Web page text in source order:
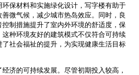
保材料和实施绿化设计，写字楼有助于
微气候，减少城市热岛效应。同时，良
制措施提升了室内外环境的舒适度，保
种环境友好的建筑模式不仅符合可持续
社会福祉的提升，为实现健康生活目标
济的可持续发展。尽管初期投入较高，